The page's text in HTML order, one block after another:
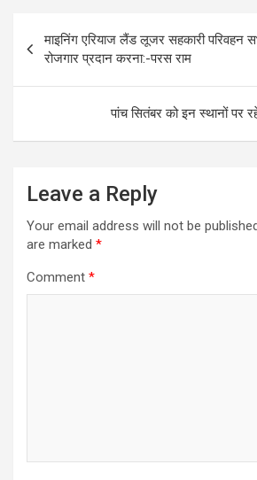
navigation
माइनिंग एरियाज लैंड लूजर सहकारी परिवहन
रोजगार प्रदान करना:-परस राम
पांच सितंबर को इन स्थानों पर
Leave a Reply
Your email address will not be
are marked *
Comment *